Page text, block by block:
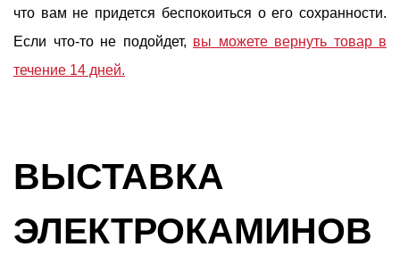
что вам не придется беспокоиться о его сохранности.
Если что-то не подойдет, вы можете вернуть товар в
течение 14 дней.
ВЫСТАВКА
ЭЛЕКТРОКАМИНОВ